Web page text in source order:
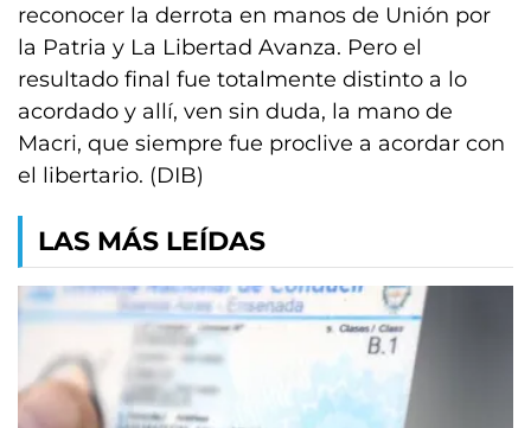
reconocer la derrota en manos de Unión por
la Patria y La Libertad Avanza. Pero el
resultado final fue totalmente distinto a lo
acordado y allí, ven sin duda, la mano de
Macri, que siempre fue proclive a acordar con
el libertario. (DIB)
LAS MÁS LEÍDAS